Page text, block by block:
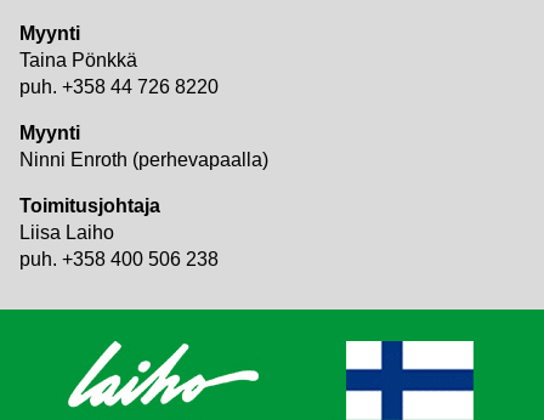
Myynti
Taina Pönkkä
puh. +358 44 726 8220
Myynti
Ninni Enroth (perhevapaalla)
Toimitusjohtaja
Liisa Laiho
puh. +358 400 506 238